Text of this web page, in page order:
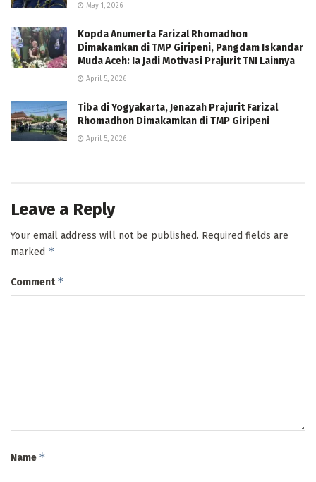
May 1, 2026
Kopda Anumerta Farizal Rhomadhon
Dimakamkan di TMP Giripeni, Pangdam Iskandar
Muda Aceh: Ia Jadi Motivasi Prajurit TNI Lainnya
April 5, 2026
Tiba di Yogyakarta, Jenazah Prajurit Farizal
Rhomadhon Dimakamkan di TMP Giripeni
April 5, 2026
Leave a Reply
Your email address will not be published. Required fields are
marked *
Comment*
Name *